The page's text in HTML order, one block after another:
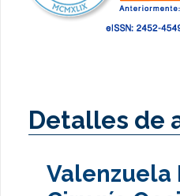
Detalles de
Valenzuela